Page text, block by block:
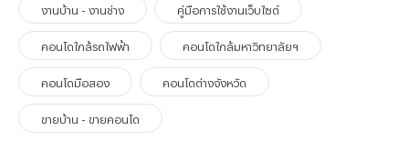
งานบ้าน - งานช่าง คู่มือการใช้งานเว็บไซต์
คอนโดใกล้รถไฟฟ้า คอนโดใกล้มหาวิทยาลัยฯ
คอนโดมือสอง คอนโดต่างจังหวัด
ขายบ้าน - ขายคอนโด